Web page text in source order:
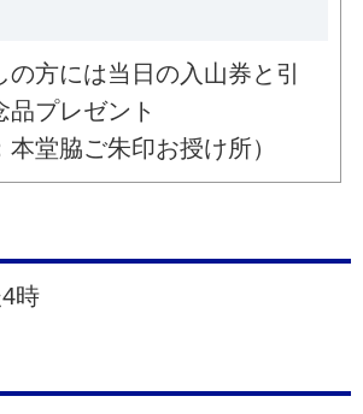
方には当日の入山券と引
品プレゼント
本堂脇ご朱印お授け所）
時